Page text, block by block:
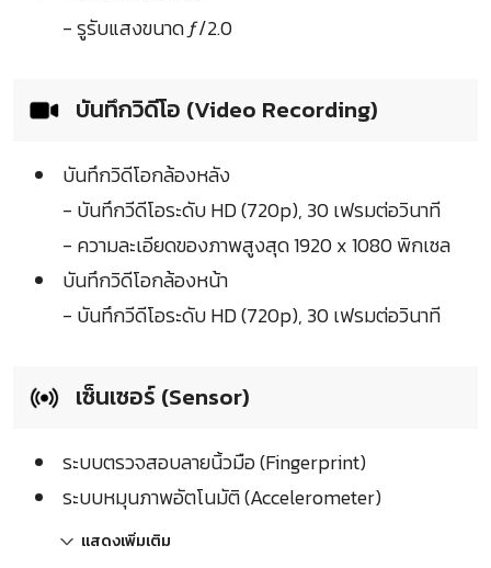
- รูรับแสงขนาด ƒ/2.0
บันทึกวิดีโอ (Video Recording)
บันทึกวิดีโอกล้องหลัง
- บันทึกวีดีโอระดับ HD (720p), 30 เฟรมต่อวินาที
- ความละเอียดของภาพสูงสุด 1920 x 1080 พิกเซล
บันทึกวิดีโอกล้องหน้า
- บันทึกวีดีโอระดับ HD (720p), 30 เฟรมต่อวินาที
เซ็นเซอร์ (Sensor)
ระบบตรวจสอบลายนิ้วมือ (Fingerprint)
ระบบหมุนภาพอัตโนมัติ (Accelerometer)
แสดงเพิ่มเติม